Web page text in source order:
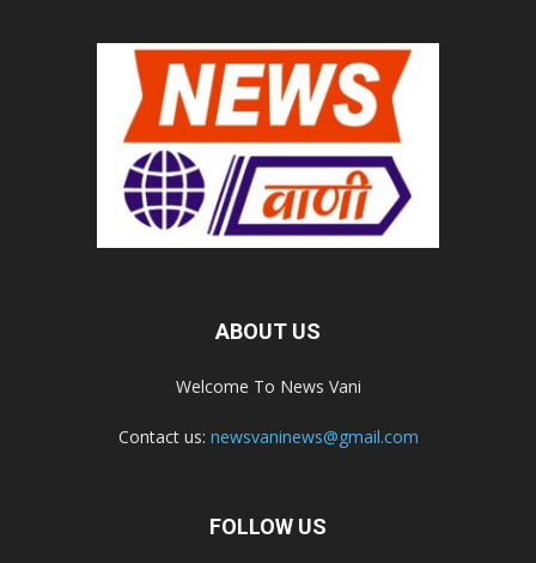
ABOUT US
Welcome To News Vani
Contact us: newsvaninews@gmail.com
FOLLOW US